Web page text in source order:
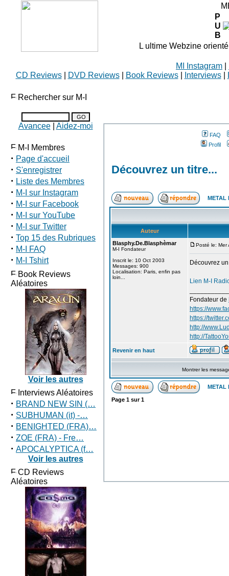
P
U
B
L ultime Webzine
MI Instagram
CD Reviews| DVD Reviews| Book Reviews| Interviews|
Rechercher sur M-I
Avancee| Aidez-moi
M-I Membres
· Page d'accueil
· S'enregistrer
· Liste des Membres
· M-I sur Instagram
· M-I sur Facebook
· M-I sur YouTube
· M-I sur Twitter
· Top 15 des Rubriques
· M-I FAQ
· M-I Tshirt
Book Reviews
Aléatoires
Voir les autres
Interviews Aléatoires
· BRAND NEW SIN (…
· SUBHUMAN (it) -…
· BENIGHTED (FRA)…
· ZOE (FRA) - Fre…
· APOCALYPTICA (f…
Voir les autres
CD Reviews
Aléatoires
FAQ
Profil
Découvrez un titre...
METAL
Auteur
Blasphy.De.Blasphèmar
M-I Fondateur
Inscrit le: 10 Oct 2003
Messages: 900
Localisation: Paris, enfin pas
loin...
Posté le: Mer
Découvrez
Lien M-I
Fondateur de
https://
https://
http://
http://
Revenir en haut
Montrer les
METAL
Page 1 sur1